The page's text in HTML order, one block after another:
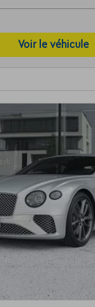
Voir le véhicule